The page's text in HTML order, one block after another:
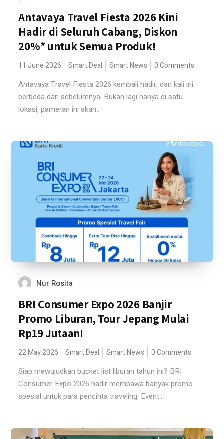
Antavaya Travel Fiesta 2026 Kini
Hadir di Seluruh Cabang, Diskon
20%* untuk Semua Produk!
11 June 2026 Smart Deal Smart News 0 Comments
Antavaya Travel Fiesta 2026 kembali hadir, dan kali ini
berbeda dari sebelumnya. Bukan lagi hanya di satu
lokasi, pameran ini akan...
Nur Rosita
BRI Consumer Expo 2026 Banjir
Promo Liburan, Tour Jepang Mulai
Rp19 Jutaan!
22 May 2026 Smart Deal Smart News 0 Comments
Siap mewujudkan bucket list liburan tahun ini? BRI
Consumer Expo 2026 hadir membawa banyak promo
spesial untuk para pencinta traveling. Event...